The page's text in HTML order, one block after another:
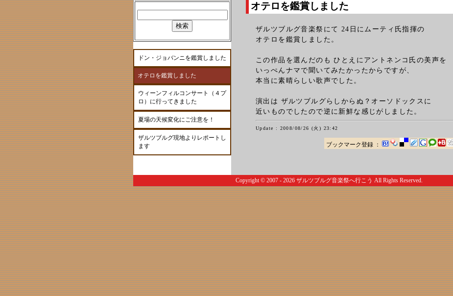
オテロを鑑賞しました
ザルツブルグ音楽祭にて 24日にムーティ氏指揮の
オテロを鑑賞しました。
この作品を選んだのも ひとえにアントネンコ氏の美声を
いっぺんナマで聞いてみたかったからですが、
本当に素晴らしい歌声でした。
演出は ザルツブルグらしからぬ？オーソドックスに
近いものでしたので逆に新鮮な感じがしました。
Update : 2008/08/26 (火) 23:42
ブックマーク登録 ：
ドン・ジョバンニを鑑賞しました
オテロを鑑賞しました
ウィーンフィルコンサート（４プ
ロ）に行ってきました
夏場の天候変化にご注意を！
ザルツブルグ現地よりレポートし
ます
Copyright © 2007 - 2026 ザルツブルグ音楽祭へ行こう All Rights Reserved.